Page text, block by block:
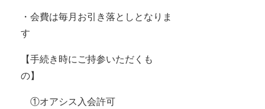
・会費は毎月お引き落としとなりま
す
【手続き時にご持参いただくも
の】
①オアシス入会許可